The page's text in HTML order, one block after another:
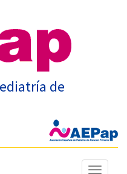
de
Mostrar